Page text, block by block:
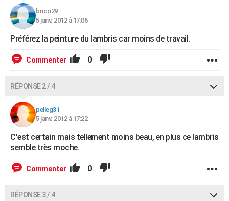
Bricolage
Lifestyle
Culture
Sport
Auto
Television
Voyage
Cinema
brico29
5 janv. 2012 à 17:06
Préférez la peinture du lambris car moins de travail.
Commenter 0
RÉPONSE 2 / 4
pelleg31
5 janv. 2012 à 17:22
C'est certain mais tellement moins beau, en plus ce lambris
semble très moche.
Commenter 0
RÉPONSE 3 / 4